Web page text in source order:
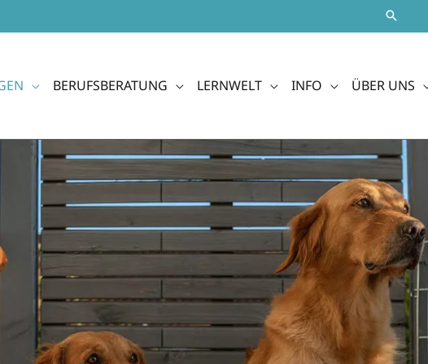
BERUFSBERATUNG LERNWELT INFO ÜBER UNS